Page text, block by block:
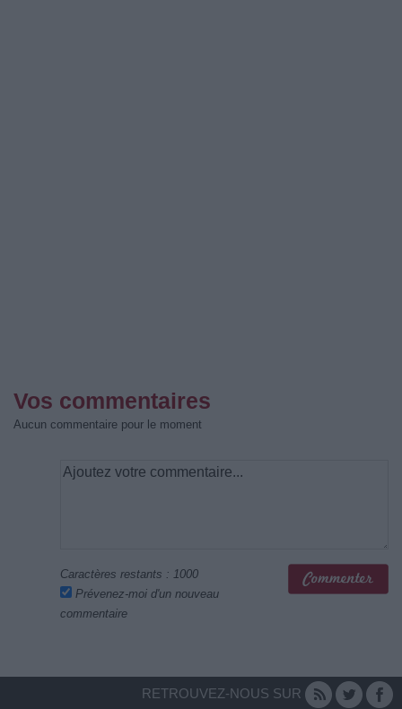
Vos commentaires
Aucun commentaire pour le moment
Caractères restants : 1000
Prévenez-moi d'un nouveau
commentaire
RETROUVEZ-NOUS SUR